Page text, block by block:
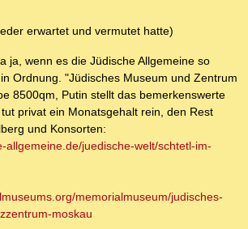
erwartet und vermutet hatte)
ja, wenn es die Jüdische Allgemeine so
Ordnung. "Jüdisches Museum und Zentrum
8500qm, Putin stellt das bemerkenswerte
privat ein Monatsgehalt rein, den Rest
und Konsorten:
allgemeine.de/juedische-welt/schtetl-im-
memorialmuseum/judisches-
moskau